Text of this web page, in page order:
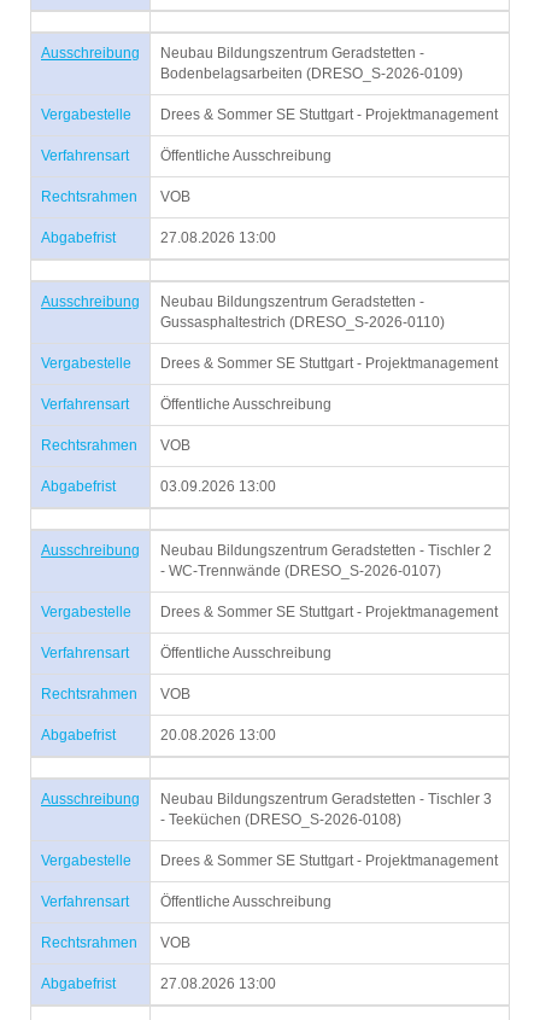
Ausschreibung
Neubau Bildungszentrum Geradstetten -
Bodenbelagsarbeiten (DRESO_S-2026-0109)
Vergabestelle Drees & Sommer SE Stuttgart - Projektmanagement
Verfahrensart Öffentliche Ausschreibung
Rechtsrahmen VOB
Abgabefrist 27.08.2026 13:00
Ausschreibung
Neubau Bildungszentrum Geradstetten -
Gussasphaltestrich (DRESO_S-2026-0110)
Vergabestelle Drees & Sommer SE Stuttgart - Projektmanagement
Verfahrensart Öffentliche Ausschreibung
Rechtsrahmen VOB
Abgabefrist 03.09.2026 13:00
Ausschreibung
Neubau Bildungszentrum Geradstetten - Tischler 2
- WC-Trennwände (DRESO_S-2026-0107)
Vergabestelle Drees & Sommer SE Stuttgart - Projektmanagement
Verfahrensart Öffentliche Ausschreibung
Rechtsrahmen VOB
Abgabefrist 20.08.2026 13:00
Ausschreibung
Neubau Bildungszentrum Geradstetten - Tischler 3
- Teeküchen (DRESO_S-2026-0108)
Vergabestelle Drees & Sommer SE Stuttgart - Projektmanagement
Verfahrensart Öffentliche Ausschreibung
Rechtsrahmen VOB
Abgabefrist 27.08.2026 13:00